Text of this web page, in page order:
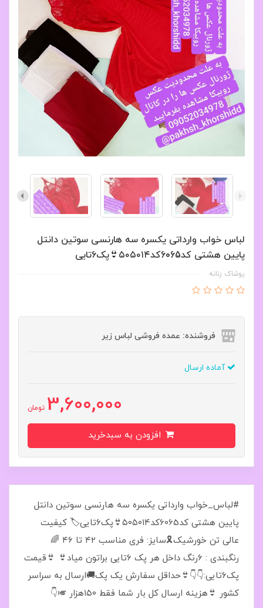
لباس خواب وارداتی یکسره سه هارنسی سوتین دانتل
پایین هشتی کد6065کد۵۰۵۰۱۴👙پک۶تایی
پوشاک زنانه
فروشنده: عمده فروشی لباس زیر
آماده ارسال
3,600,000 تومان
#لباس_خواب وارداتی یکسره سه هارنسی سوتین دانتل
پایین هشتی کد6065کد۵۰۵۰۱۴👙پک۶تایی🏷 کیفیت
عالی تن خورشیک🎗سایز: فری مناسب ۴۲ تا ۴۶ 🌈
رنگبندی : ۶رنگ داخل هر پک ۶تایی براتون میاد👙 👙قیمت
پک۶تایی:👇👇👙حداقل سفارش یک پک🚚ارسال به سراسر
کشور 👙هزینه ارسال کل بار شما فقط ۱۵۰هزار 🎺👇